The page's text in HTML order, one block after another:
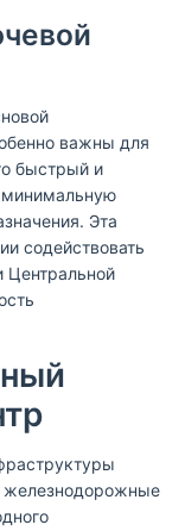
важны для
быстрый и
Эта
содействовать
железнодорожные